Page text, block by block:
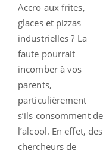
Accro aux frites,
glaces et pizzas
industrielles ? La
faute pourrait
incomber à vos
parents,
particulièrement
s’ils consomment de
l’alcool. En effet, des
chercheurs de